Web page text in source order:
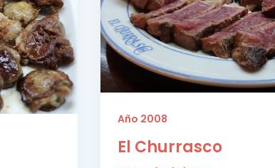
Año 2008
El Churrasco